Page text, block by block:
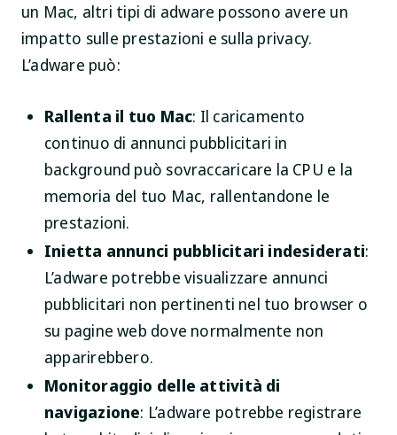
un Mac, altri tipi di adware possono avere un
impatto sulle prestazioni e sulla privacy.
L’adware può:
Rallenta il tuo Mac: Il caricamento
continuo di annunci pubblicitari in
background può sovraccaricare la CPU e la
memoria del tuo Mac, rallentandone le
prestazioni.
Inietta annunci pubblicitari indesiderati:
L’adware potrebbe visualizzare annunci
pubblicitari non pertinenti nel tuo browser o
su pagine web dove normalmente non
apparirebbero.
Monitoraggio delle attività di
navigazione: L’adware potrebbe registrare